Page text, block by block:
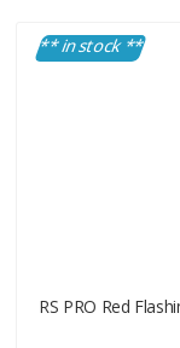
** in stock **
RS PRO Red